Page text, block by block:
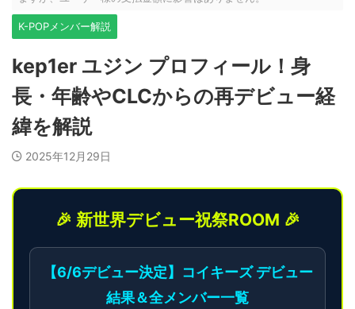
K-POPメンバー解説
kep1er ユジン プロフィール！身
長・年齢やCLCからの再デビュー経
緯を解説
2025年12月29日
🎉 新世界デビュー祝祭ROOM 🎉
【6/6デビュー決定】コイキーズ デビュー
結果＆全メンバー一覧